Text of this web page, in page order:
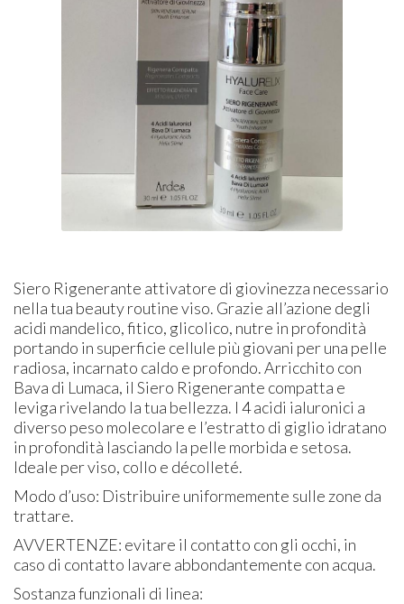
Siero Rigenerante attivatore di giovinezza necessario
nella tua beauty routine viso. Grazie all’azione degli
acidi mandelico, fitico, glicolico, nutre in profondità
portando in superficie cellule più giovani per una pelle
radiosa, incarnato caldo e profondo. Arricchito con
Bava di Lumaca, il Siero Rigenerante compatta e
leviga rivelando la tua bellezza. I 4 acidi ialuronici a
diverso peso molecolare e l’estratto di giglio idratano
in profondità lasciando la pelle morbida e setosa.
Ideale per viso, collo e décolleté.
Modo d’uso: Distribuire uniformemente sulle zone da
trattare.
AVVERTENZE: evitare il contatto con gli occhi, in
caso di contatto lavare abbondantemente con acqua.
Sostanza funzionali di linea: